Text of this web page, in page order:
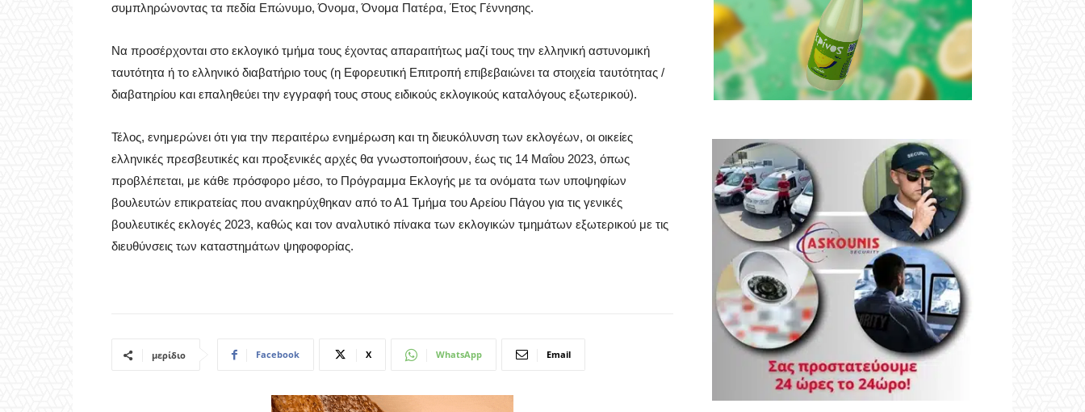
συμπληρώνοντας τα πεδία Επώνυμο, Όνομα, Όνομα Πατέρα, Έτος Γέννησης.
Να προσέρχονται στο εκλογικό τμήμα τους έχοντας απαραιτήτως μαζί τους την ελληνική αστυνομική
ταυτότητα ή το ελληνικό διαβατήριο τους (η Εφορευτική Επιτροπή επιβεβαιώνει τα στοιχεία ταυτότητας /
διαβατηρίου και επαληθεύει την εγγραφή τους στους ειδικούς εκλογικούς καταλόγους εξωτερικού).
Τέλος, ενημερώνει ότι για την περαιτέρω ενημέρωση και τη διευκόλυνση των εκλογέων, οι οικείες
ελληνικές πρεσβευτικές και προξενικές αρχές θα γνωστοποιήσουν, έως τις 14 Μαΐου 2023, όπως
προβλέπεται, με κάθε πρόσφορο μέσο, το Πρόγραμμα Εκλογής με τα ονόματα των υποψηφίων
βουλευτών επικρατείας που ανακηρύχθηκαν από το Α1 Τμήμα του Αρείου Πάγου για τις γενικές
βουλευτικές εκλογές 2023, καθώς και τον αναλυτικό πίνακα των εκλογικών τμημάτων εξωτερικού με τις
διευθύνσεις των καταστημάτων ψηφοφορίας.
μερίδιο Facebook X WhatsApp Email